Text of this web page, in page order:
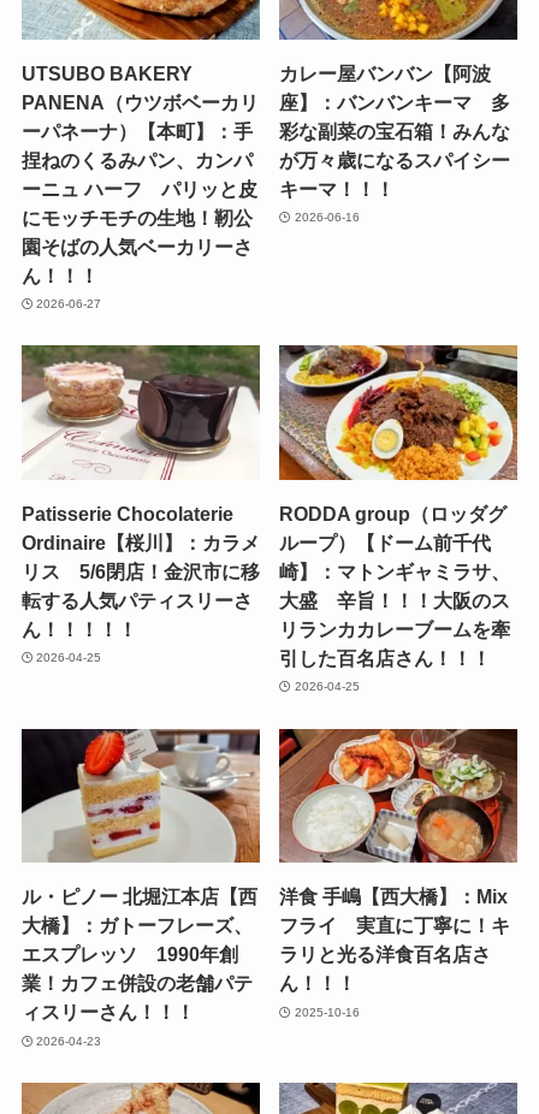
UTSUBO BAKERY
PANENA（ウツボベーカリ
ーパネーナ）【本町】：手
捏ねのくるみパン、カンパ
ーニュ ハーフ パリッと皮
にモッチモチの生地！靭公
園そばの人気ベーカリーさ
ん！！！
2026-06-27
カレー屋バンバン【阿波
座】：バンバンキーマ 多
彩な副菜の宝石箱！みんな
が万々歳になるスパイシー
キーマ！！！
2026-06-16
Patisserie Chocolaterie
Ordinaire【桜川】：カラメ
リス 5/6閉店！金沢市に移
転する人気パティスリーさ
ん！！！！！
2026-04-25
RODDA group（ロッダグ
ループ）【ドーム前千代
崎】：マトンギャミラサ、
大盛 辛旨！！！大阪のス
リランカカレーブームを牽
引した百名店さん！！！
2026-04-25
ル・ピノー 北堀江本店【西
大橋】：ガトーフレーズ、
エスプレッソ 1990年創
業！カフェ併設の老舗パテ
ィスリーさん！！！
2026-04-23
洋食 手嶋【西大橋】：Mix
フライ 実直に丁寧に！キ
ラリと光る洋食百名店さ
ん！！！
2025-10-16